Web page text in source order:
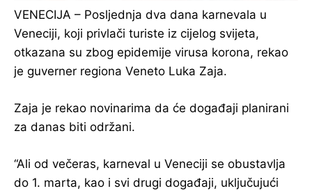
​VENECIJA – Posljednja dva dana karnevala u
Veneciji, koji privlači turiste iz cijelog svijeta,
otkazana su zbog epidemije virusa korona, rekao
je guverner regiona Veneto Luka Zaja.
Zaja je rekao novinarima da će događaji planirani
za danas biti održani.
“Ali od večeras, karneval u Veneciji se obustavlja
do 1. marta, kao i svi drugi događaji, uključujući